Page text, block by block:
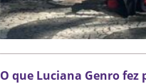
O que Luciana Genro fez